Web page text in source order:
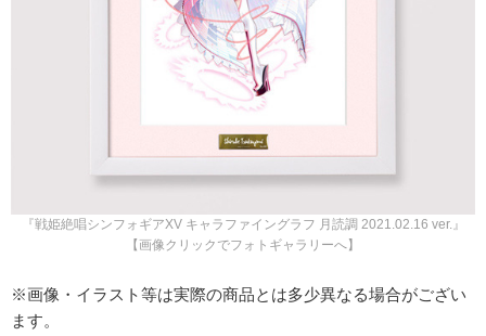
『戦姫絶唱シンフォギアXV キャラファイングラフ 月読調 2021.02.16 ver.』
【画像クリックでフォトギャラリーへ】
※画像・イラスト等は実際の商品とは多少異なる場合がござい
ます。